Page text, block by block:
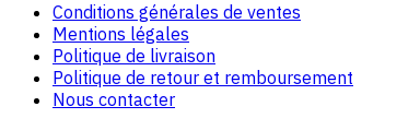
Conditions générales de ventes
Mentions légales
Politique de livraison
Politique de retour et remboursement
Nous contacter